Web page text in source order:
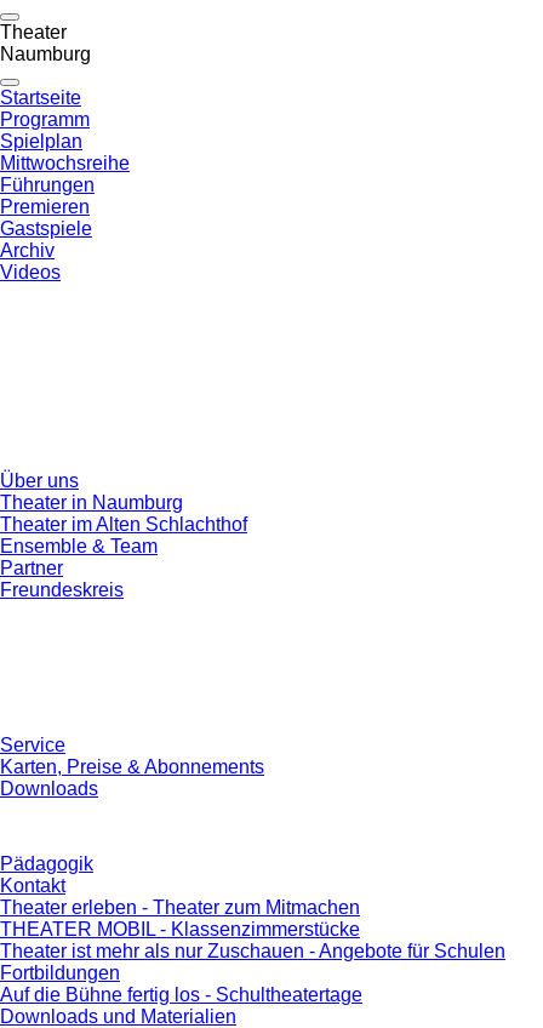
Theater
Naumburg
Startseite
Programm
Spielplan
Mittwochsreihe
Führungen
Premieren
Gastspiele
Archiv
Videos
Über uns
Theater in Naumburg
Theater im Alten Schlachthof
Ensemble & Team
Partner
Freundeskreis
Service
Karten, Preise & Abonnements
Downloads
Pädagogik
Kontakt
Theater erleben - Theater zum Mitmachen
THEATER MOBIL - Klassenzimmerstücke
Theater ist mehr als nur Zuschauen - Angebote für Schulen
Fortbildungen
Auf die Bühne fertig los - Schultheatertage
Downloads und Materialien